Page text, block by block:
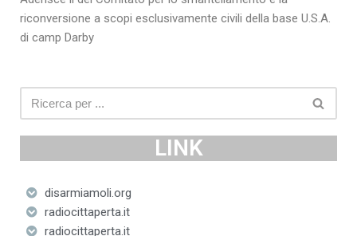
riconversione a scopi esclusivamente civili della base U.S.A.
di camp Darby
LINK
disarmiamoli.org
radiocittaperta.it
radiocittaperta.it